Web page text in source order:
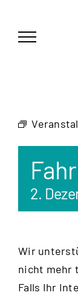
springen
2.
Wir
nicht mehr
Falls Ihr